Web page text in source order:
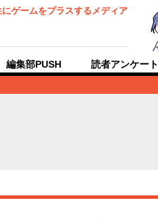
にゲームをプラスするメディア
編集部PUSH 読者アンケート